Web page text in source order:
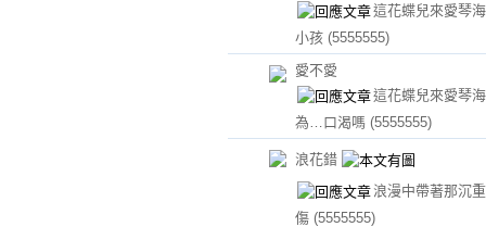
這花蝶兒來愛琴
小孩 (5555555)
愛不愛
這花蝶兒來愛琴
為…口渴嗎 (5555555)
浪花錯
浪漫中帶著那沉
傷 (5555555)